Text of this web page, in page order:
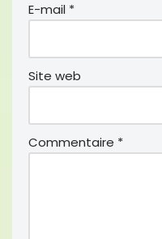
E-mail *
Site web
Commentaire *